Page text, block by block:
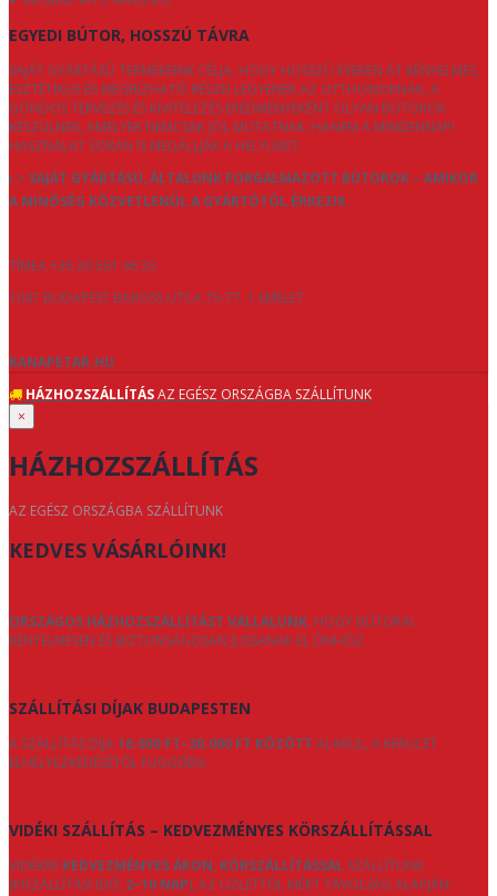
EGYEDI BÚTOR, HOSSZÚ TÁVRA
SAJÁT GYÁRTÁSÚ TERMÉKEINK CÉLJA, HOGY HOSSZÚ ÉVEKEN ÁT KÉNYELMES,
ESZTÉTIKUS ÉS MEGBÍZHATÓ RÉSZEI LEGYENEK AZ OTTHONOKNAK. A
GONDOS TERVEZÉS ÉS KIVITELEZÉS EREDMÉNYEKÉNT OLYAN BÚTOROK
KÉSZÜLNEK, AMELYEK NEMCSAK JÓL MUTATNAK, HANEM A MINDENNAPI
HASZNÁLAT SORÁN IS MEGÁLLJÁK A HELYÜKET.
👉 SAJÁT GYÁRTÁSÚ, ÁLTALUNK FORGALMAZOTT BÚTOROK – AMIKOR
A MINŐSÉG KÖZVETLENÜL A GYÁRTÓTÓL ÉRKEZIK.
TÍMEA +36 20 561 46 33
1047 BUDAPEST BAROSS UTCA 75-77. 1 EMELET
KANAPETAR.HU
HÁZHOZSZÁLLÍTÁSAZ EGÉSZ ORSZÁGBA SZÁLLÍTUNK
×
HÁZHOZSZÁLLÍTÁS
AZ EGÉSZ ORSZÁGBA SZÁLLÍTUNK
KEDVES VÁSÁRLÓINK!
ORSZÁGOS HÁZHOZSZÁLLÍTÁST VÁLLALUNK, HOGY BÚTORAI
KÉNYELMESEN ÉS BIZTONSÁGOSAN JUSSANAK EL ÖNHÖZ.
SZÁLLÍTÁSI DÍJAK BUDAPESTEN
A SZÁLLÍTÁS DÍJA16.000 FT–30.000 FT KÖZÖTT ALAKUL, A KERÜLET
ELHELYEZKEDÉSÉTŐL FÜGGŐEN.
VIDÉKI SZÁLLÍTÁS – KEDVEZMÉNYES KÖRSZÁLLÍTÁSSAL
VIDÉKRE KEDVEZMÉNYES ÁRON, KÖRSZÁLLÍTÁSSAL SZÁLLÍTUNK
(KISZÁLLÍTÁSI IDŐ: 2–10 NAP), AZ ÜZLETTŐL MÉRT TÁVOLSÁG ALAPJÁN: